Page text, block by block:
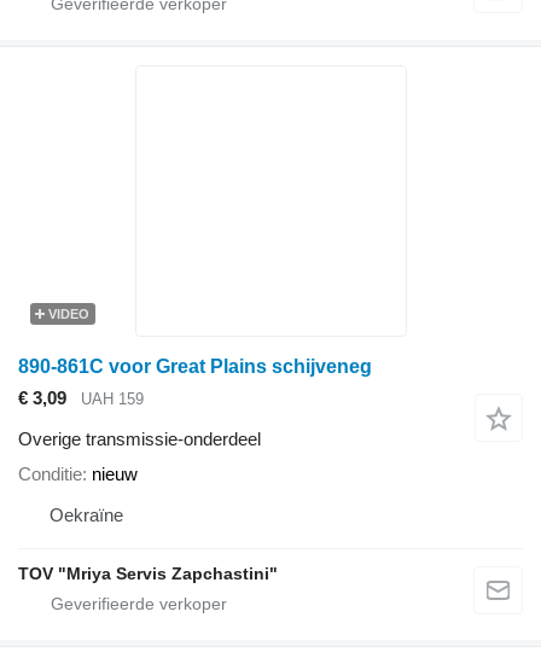
VIDEO
890-861C voor Great Plains schijveneg
€ 3,09
UAH 159
Overige transmissie-onderdeel
Conditie nieuw
Oekraïne
TOV "Mriya Servis Zapchastini"